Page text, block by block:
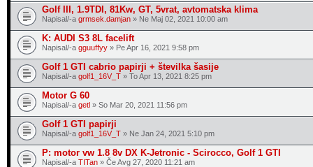
Golf III, 1.9TDI, 81Kw, GT, 5vrat, avtomatska klima
Napisal/-a grmsek.damjan » Ne Maj 02, 2021 10:00 am
K: AUDI S3 8L facelift
Napisal/-a gguuffyy » Pe Apr 16, 2021 9:58 pm
Golf 1 GTI cabrio papirji + številka šasije
Napisal/-a golf1_16V_T » To Apr 13, 2021 8:25 pm
Motor G 60
Napisal/-a getl » So Mar 20, 2021 11:56 pm
Golf 1 GTI papirji
Napisal/-a golf1_16V_T » Ne Jan 24, 2021 5:10 pm
P: motor vw 1.8 8v DX K-Jetronic - Scirocco, Golf 1 GTI
Napisal/-a TITan » Če Avg 27, 2020 11:21 am